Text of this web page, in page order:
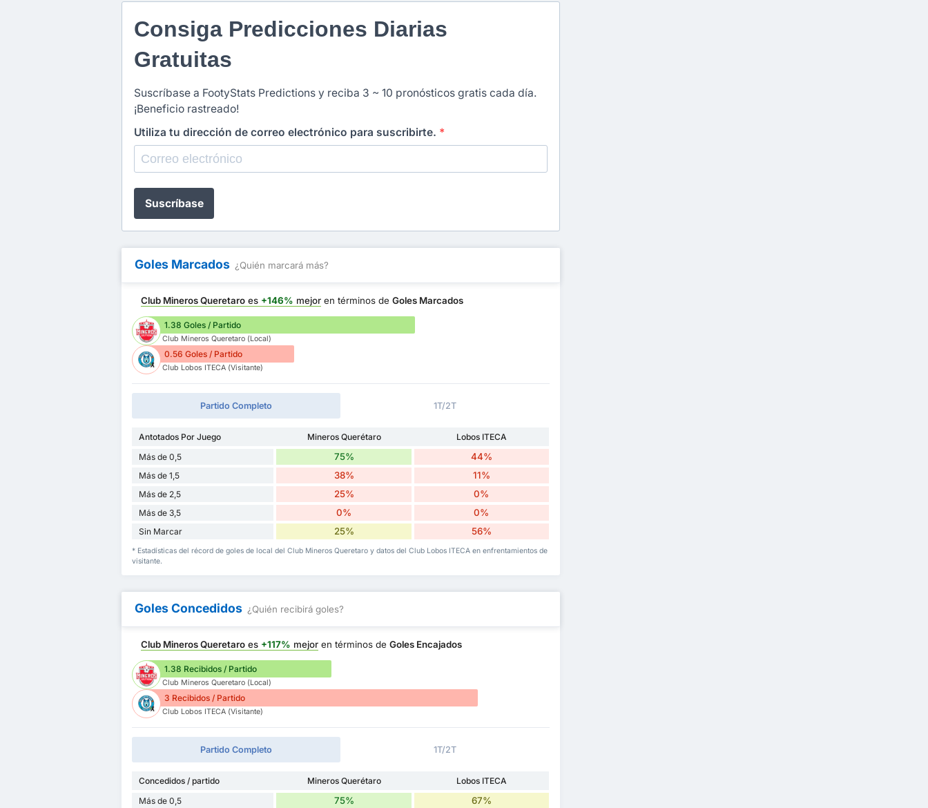
Consiga Predicciones Diarias
Gratuitas
Suscríbase a FootyStats Predictions y reciba 3 ~ 10 pronósticos gratis cada día.
¡Beneficio rastreado!
Utiliza tu dirección de correo electrónico para suscribirte. *
Suscríbase
Goles Marcados ¿Quién marcará más?
Club Mineros Queretaro es +146% mejor en términos deGoles Marcados
1.38 Goles / Partido
Club Mineros Queretaro (Local)
0.56 Goles / Partido
Club Lobos ITECA (Visitante)
Partido Completo 1T/2T
Antotados Por Juego Mineros Querétaro
Lobos ITECA
Más de 0,5
75% 44%
Más de 1,5 38% 11%
Más de 2,5 25% 0%
Más de 3,5 0% 0%
Sin Marcar 25% 56%
* Estadísticas del récord de goles de local del Club Mineros Queretaro y datos del Club Lobos ITECA en enfrentamientos de
visitante.
Goles Concedidos ¿Quién recibirá goles?
Club Mineros Queretaro es +117% mejor en términos deGoles Encajados
1.38 Recibidos / Partido
Club Mineros Queretaro (Local)
3 Recibidos / Partido
Club Lobos ITECA (Visitante)
Partido Completo 1T/2T
Concedidos / partido Mineros Querétaro
Lobos ITECA
Más de 0,5
75% 67%